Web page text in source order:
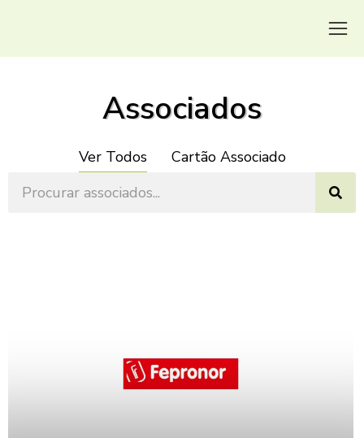
Associados
Ver Todos Cartão Associado